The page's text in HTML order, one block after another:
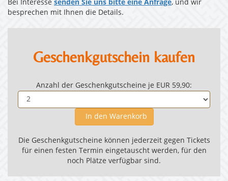
Bei Interesse senden Sie uns bitte eine Anfrage, und wir
besprechen mit Ihnen die Details.
Geschenkgutschein kaufen
Anzahl der Geschenkgutscheine je EUR 59,90:
In den Warenkorb
Die Geschenkgutscheine können jederzeit gegen Tickets
für einen festen Termin eingetauscht werden, für den
noch Plätze verfügbar sind.